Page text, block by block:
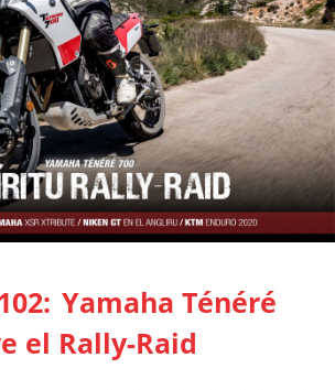
Yamaha Ténéré
el Rally-Raid